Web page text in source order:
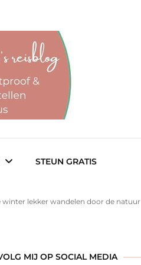
STEUN GRATIS
winter lekker wandelen door de natuur
MIJ OP SOCIAL MEDIA